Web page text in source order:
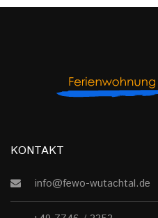
KONTAKT
info@fewo-wutachtal.de